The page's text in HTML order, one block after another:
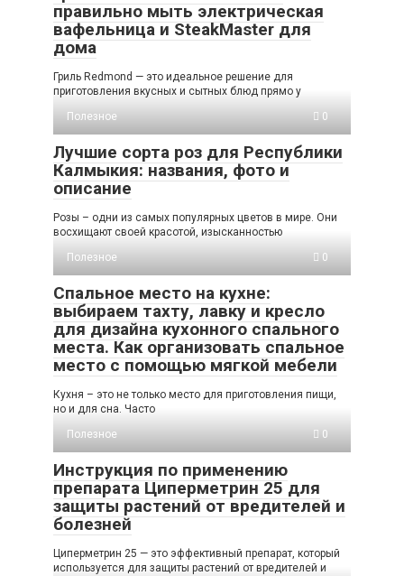
правильно мыть электрическая
вафельница и SteakMaster для
дома
Гриль Redmond — это идеальное решение для
приготовления вкусных и сытных блюд прямо у
Полезное
0
Лучшие сорта роз для Республики
Калмыкия: названия, фото и
описание
Розы – одни из самых популярных цветов в мире. Они
восхищают своей красотой, изысканностью
Полезное
0
Спальное место на кухне:
выбираем тахту, лавку и кресло
для дизайна кухонного спального
места. Как организовать спальное
место с помощью мягкой мебели
Кухня – это не только место для приготовления пищи,
но и для сна. Часто
Полезное
0
Инструкция по применению
препарата Циперметрин 25 для
защиты растений от вредителей и
болезней
Циперметрин 25 — это эффективный препарат, который
используется для защиты растений от вредителей и